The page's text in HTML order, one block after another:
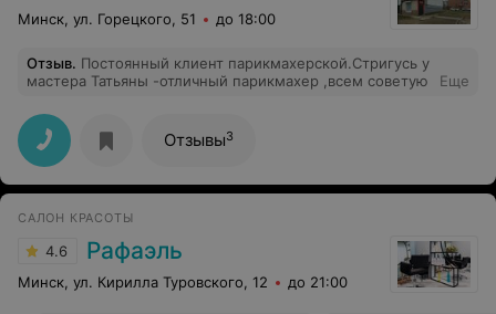
Минск, ул. Горецкого, 51 до 18:00
Отзыв. Постоянный клиент парикмахерской.Стригусь у
мастера Татьяны -отличный парикмахер ,всем советую
Еще
Отзывы3
САЛОН КРАСОТЫ
4.6 Рафаэль
Минск, ул. Кирилла Туровского, 12 до 21:00